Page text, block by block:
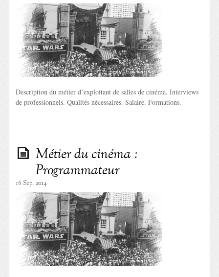
Description du métier d’exploitant de salles de cinéma. Interviews
de professionnels. Qualités nécessaires. Salaire. Formations.
Métier du cinéma :
Programmateur
16 Sep. 2014